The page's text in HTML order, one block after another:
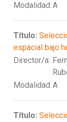
Modalidad:A
Título:
espacial bajo
Director/a:
Modalidad:A
Título: